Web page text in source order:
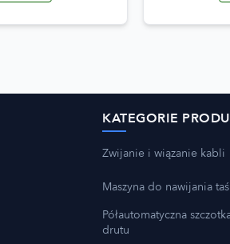
KATEGORIE
Zwijanie i wiązanie kabli
Maszyna do nawijania
Półautomatyczna
drutu